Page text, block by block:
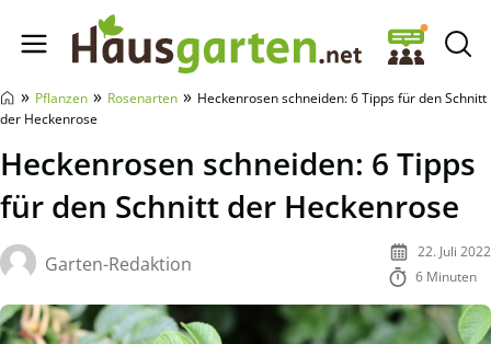
Hausgarten.net
» Pflanzen » Rosenarten » Heckenrosen schneiden: 6 Tipps für den Schnitt
der Heckenrose
Heckenrosen schneiden: 6 Tipps
für den Schnitt der Heckenrose
Garten-Redaktion
22. Juli 2022
6 Minuten